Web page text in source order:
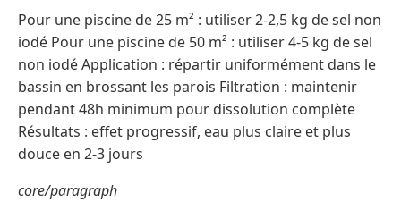
Pour une piscine de 25 m² : utiliser 2-2,5 kg de sel non
iodé Pour une piscine de 50 m² : utiliser 4-5 kg de sel
non iodé Application : répartir uniformément dans le
bassin en brossant les parois Filtration : maintenir
pendant 48h minimum pour dissolution complète
Résultats : effet progressif, eau plus claire et plus
douce en 2-3 jours
core/paragraph